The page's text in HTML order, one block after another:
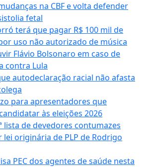
na CBF e volta defender
fetal
terá que pagar R$ 100 mil de
uso não autorizado de música
Flávio Bolsonaro em caso de
contra Lula
autodeclaração racial não afasta
para apresentadores que
às eleições 2026
lista de devedores contumazes
lei originária de PLP de Rodrigo
PEC dos agentes de saúde nesta